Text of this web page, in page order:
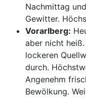
Nachmittag
Gewitter.
Vorarlberg:
aber nicht
lockeren
durch.
Angenehm
Bewölkung.